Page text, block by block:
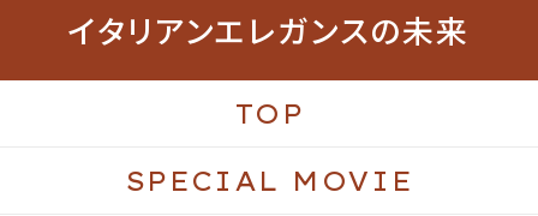
イタリアンエレガンスの未来
TOP
SPECIAL MOVIE